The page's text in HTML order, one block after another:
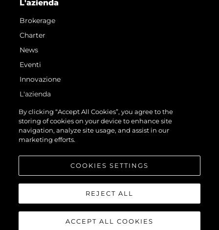
L'azienda
Brokerage
Charter
News
Eventi
Innovazione
L'azienda
Il Team
Lifestyle
Heritage
© 2026 Sunseeker London Group.Tutti i diritti riservati.
By clicking “Accept All Cookies”, you agree to the
storing of cookies on your device to enhance site
navigation, analyze site usage, and assist in our
marketing efforts.
COOKIES SETTINGS
REJECT ALL
ACCEPT ALL COOKIES